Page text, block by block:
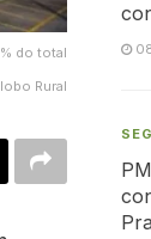
do total
Rural